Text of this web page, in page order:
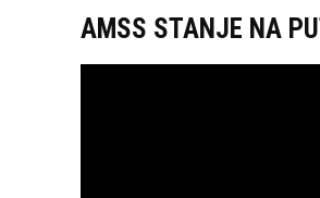
AMSS STANJE NA